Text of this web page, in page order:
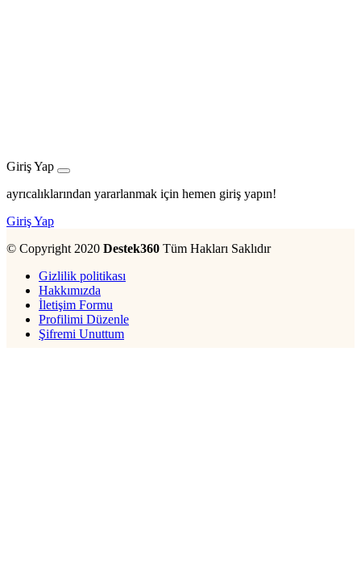
Giriş Yap
ayrıcalıklarından yararlanmak için hemen giriş yapın!
Giriş Yap
© Copyright 2020 Destek360 Tüm Hakları Saklıdır
Gizlilik politikası
Hakkımızda
İletişim Formu
Profilimi Düzenle
Şifremi Unuttum